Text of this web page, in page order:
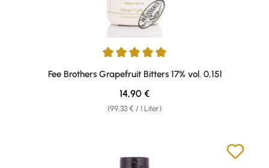
Durchschnittliche Bewertung von 5 von 5 Sternen
Fee Brothers Grapefruit Bitters 17% vol. 0,15l
(99,33 € / 1 Liter)
Regulärer Preis:
14,90 €